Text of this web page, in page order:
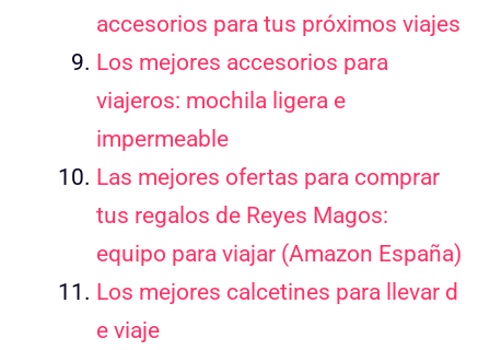
accesorios para tus próximos viajes
Los mejores accesorios para
viajeros: mochila ligera e
impermeable
Las mejores ofertas para comprar
tus regalos de Reyes Magos:
equipo para viajar (Amazon España)
Los mejores calcetines para llevar d
e viaje